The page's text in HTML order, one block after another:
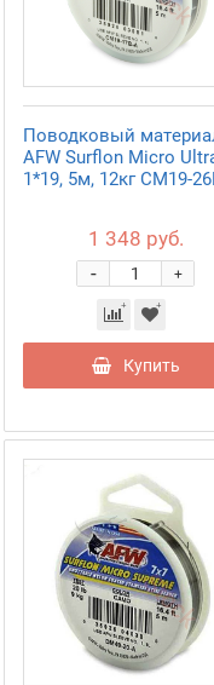
Поводковый
AFW Surflon Micro
1*19, 5м, 12кг CM19-
1 348 руб.
+
-
Купить